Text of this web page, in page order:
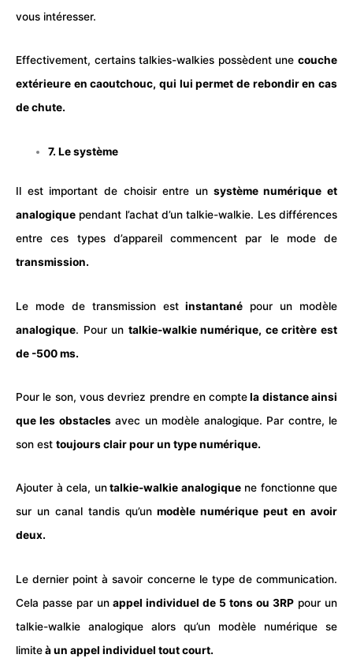
vous intéresser.
Effectivement, certains talkies-walkies possèdent une couche
extérieure en caoutchouc, qui lui permet de rebondir en cas
de chute.
7. Le système
Il est important de choisir entre un système numérique et
analogique pendant l’achat d’un talkie-walkie. Les différences
entre ces types d’appareil commencent par le mode de
transmission.
Le mode de transmission estinstantané pour un modèle
analogique. Pour un talkie-walkie numérique, ce critère est
de -500 ms.
Pour le son, vous devriez prendre en comptela distance ainsi
que les obstaclesavec un modèle analogique. Par contre, le
son est toujours clair pour un type numérique.
Ajouter à cela, untalkie-walkie analogiquene fonctionne que
sur un canal tandis qu’unmodèle numérique peut en avoir
deux.
Le dernier point à savoir concerne le type de communication.
Cela passe par un appel individuel de 5 tons ou 3RP pour un
talkie-walkie analogique alors qu’un modèle numérique se
limiteà un appel individuel tout court.